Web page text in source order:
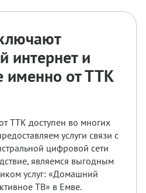
интернет и
именно от ТТК
ТТК доступен во многих
услуги связи с
цифровой сети
являемся выгодным
услуг: «Домашний
ТВ» в Емве.